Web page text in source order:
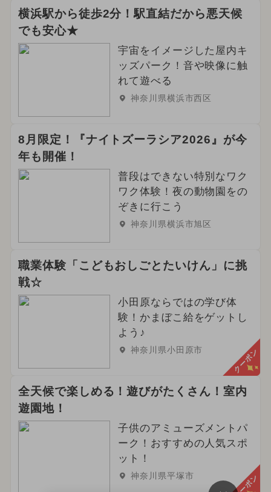
横浜駅から徒歩2分！駅直結だから悪天候
でも安心★
宇宙をイメージした屋内キ
ッズパーク！音や映像に触
れて遊べる
神奈川県横浜市西区
8月限定！『ナイトズーラシア2026』が今
年も開催！
普段はできない特別なワク
ワク体験！夜の動物園をの
ぞきに行こう
神奈川県横浜市旭区
職業体験「こどもおしごとたいけん」に挑
戦☆
小田原ならではの学び体
験！かまぼこ給をゲットし
よう♪
神奈川県小田原市 クーポン
全天候で楽しめる！遊びがたくさん！室内
遊園地！
子供のアミューズメントパ
ーク！おすすめの人気スポ
ット！
神奈川県平塚市